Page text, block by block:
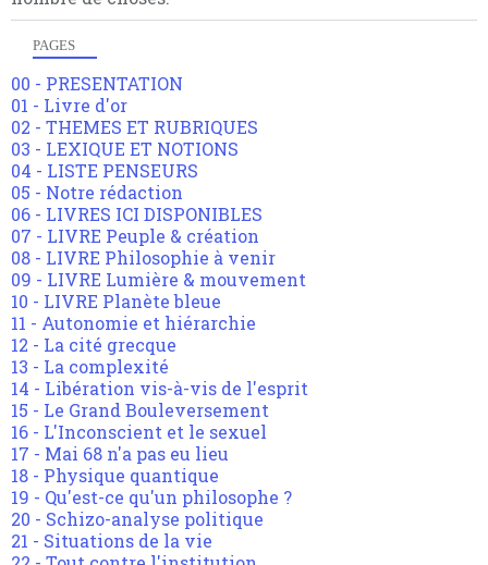
PAGES
00 - PRESENTATION
01 - Livre d'or
02 - THEMES ET RUBRIQUES
03 - LEXIQUE ET NOTIONS
04 - LISTE PENSEURS
05 - Notre rédaction
06 - LIVRES ICI DISPONIBLES
07 - LIVRE Peuple & création
08 - LIVRE Philosophie à venir
09 - LIVRE Lumière & mouvement
10 - LIVRE Planète bleue
11 - Autonomie et hiérarchie
12 - La cité grecque
13 - La complexité
14 - Libération vis-à-vis de l'esprit
15 - Le Grand Bouleversement
16 - L'Inconscient et le sexuel
17 - Mai 68 n'a pas eu lieu
18 - Physique quantique
19 - Qu'est-ce qu'un philosophe ?
20 - Schizo-analyse politique
21 - Situations de la vie